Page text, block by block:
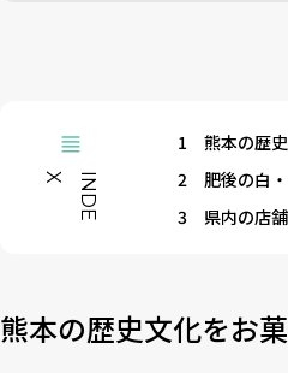
I
N
D
E
X
1
熊本の歴
2
肥後の白
3
県内の店
熊本の歴史文化をお